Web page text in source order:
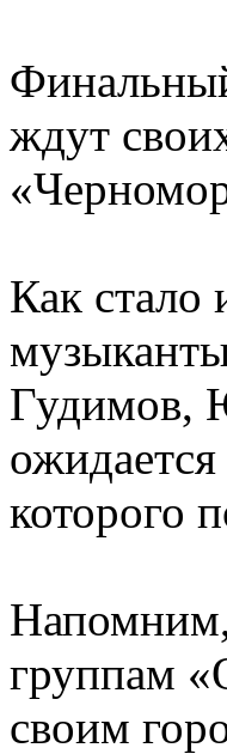
ждут
Как стало
Гудимов,
которого
Напомним,
группам
своим